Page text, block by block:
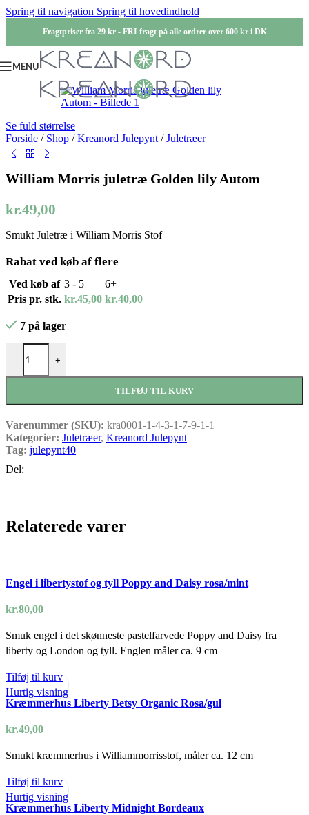
Spring til navigation Spring til hovedindhold
Fragtpriser fra 29 kr - FRI fragt på alle ordrer over 600 kr i DK
MENU
Se fuld størrelse
Forside / Shop / Kreanord Julepynt / Juletræer
William Morris juletræ Golden lily Autom
kr.49,00
Smukt Juletræ i William Morris Stof
Rabat ved køb af flere
Ved køb af 3 - 5
6+
Pris pr. stk. kr.45,00 kr.40,00
7 på lager
-
William Morris juletræ Golden lily Autom antal
+
TILFØJ TIL KURV
Varenummer (SKU): kra0001-1-4-3-1-7-9-1-1
Kategorier: Juletræer, Kreanord Julepynt
Tag: julepynt40
Del:
Relaterede varer
Engel i libertystof og tyll Poppy and Daisy rosa/mint
kr.80,00
Smuk engel i det skønneste pastelfarvede Poppy and Daisy fra
liberty og London og tyll. Englen måler ca. 9 cm
Tilføj til kurv
Hurtig visning
Kræmmerhus Liberty Betsy Organic Rosa/gul
kr.49,00
Smukt kræmmerhus i Williammorrisstof, måler ca. 12 cm
Tilføj til kurv
Hurtig visning
Kræmmerhus Liberty Midnight Bordeaux